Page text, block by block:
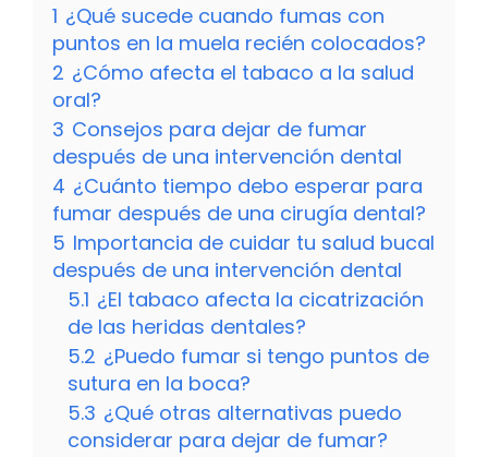
1 ¿Qué sucede cuando fumas con
puntos en la muela recién colocados?
2 ¿Cómo afecta el tabaco a la salud
oral?
3 Consejos para dejar de fumar
después de una intervención dental
4 ¿Cuánto tiempo debo esperar para
fumar después de una cirugía dental?
5 Importancia de cuidar tu salud bucal
después de una intervención dental
5.1 ¿El tabaco afecta la cicatrización
de las heridas dentales?
5.2 ¿Puedo fumar si tengo puntos de
sutura en la boca?
5.3 ¿Qué otras alternativas puedo
considerar para dejar de fumar?